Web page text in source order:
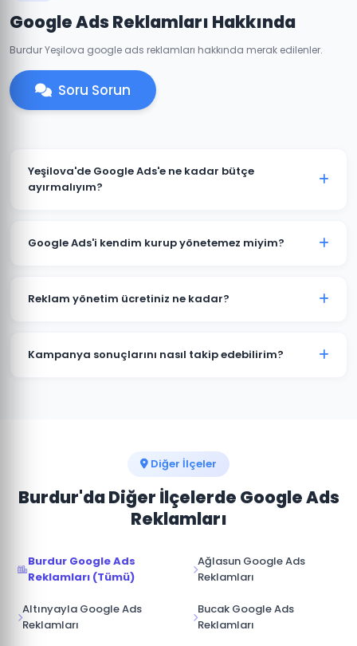
Google Ads Reklamları Hakkında
Burdur Yeşilova google ads reklamları hakkında merak edilenler.
Soru Sorun
Yeşilova'de Google Ads'e ne kadar bütçe
ayırmalıyım?
TL ile başlanabilir. Ancak anlamlı sonuçlar için 3.000-
Google Ads'i kendim kurup yönetemez miyim?
kampanyalar bütçenizi hızla tüketir. Yeşilova'deki
artırmaktadır.
Reklam yönetim ücretiniz ne kadar?
%15-20'si arasında değişmektedir. Yeşilova için
Kampanya sonuçlarını nasıl takip edebilirim?
Diğer İlçeler
Burdur'da Diğer İlçelerde Google Ads
Reklamları
Burdur Google Ads
Reklamları (Tümü)
Ağlasun Google Ads
Reklamları
Altınyayla Google Ads
Reklamları
Bucak Google Ads
Reklamları